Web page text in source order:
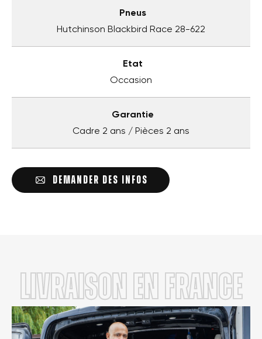
Pneus
Hutchinson Blackbird Race 28-622
Etat
Occasion
Garantie
Cadre 2 ans / Pièces 2 ans
DEMANDER DES INFOS
LIVRAISON en FRANCE